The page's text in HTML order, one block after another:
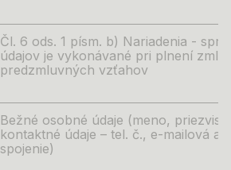
Čl. 6 ods. 1 písm. b) Nariadenia -
údajov je vykonávané pri plnení
predzmluvných vzťahov
Bežné osobné údaje (meno,
kontaktné údaje – tel. č., e-mailová
spojenie)